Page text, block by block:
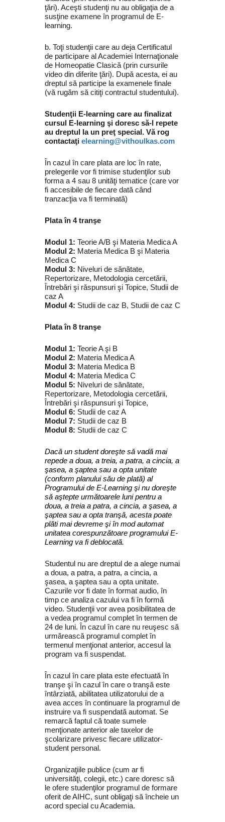
ţări). Aceşti studenţi nu au obligaţia de a
susţine examene în programul de E-
learning.
b. Toţi studenţii care au deja Certificatul
de participare al Academiei Internaţionale
de Homeopatie Clasică (prin cursurile
video din diferite ţări). După acesta, ei au
dreptul să participe la examenele finale
(vă rugăm să citiţi contractul studentului).
Studenţii E-learning care au finalizat
cursul E-learning şi doresc să-l repete
au dreptul la un preţ special. Vă rog
contactaţi elearning@vithoulkas.com
În cazul în care plata are loc în rate,
prelegerile vor fi trimise studenţilor sub
forma a 4 sau 8 unităţi tematice (care vor
fi accesibile de fiecare dată când
tranzacţia va fi terminată)
Plata în 4 tranşe
Modul 1: Teorie A/B şi Materia Medica A
Modul 2: Materia Medica B şi Materia
Medica C
Modul 3: Niveluri de sănătate,
Repertorizare, Metodologia cercetării,
Întrebări şi răspunsuri şi Topice, Studii de
caz A
Modul 4: Studii de caz B, Studii de caz C
Plata în 8 tranşe
Modul 1: Teorie A şi B
Modul 2: Materia Medica A
Modul 3: Materia Medica B
Modul 4: Materia Medica C
Modul 5: Niveluri de sănătate,
Repertorizare, Metodologia cercetării,
Întrebări şi răspunsuri şi Topice,
Modul 6: Studii de caz A
Modul 7: Studii de caz B
Modul 8: Studii de caz C
Dacă un student doreşte să vadă mai
repede a doua, a treia, a patra, a cincia, a
şasea, a şaptea sau a opta unitate
(conform planului său de plată) al
Programului de E-Learning şi nu doreşte
să aştepte următoarele luni pentru a
doua, a treia a patra, a cincia, a şasea, a
şaptea sau a opta tranşă, acesta poate
plăti mai devreme şi în mod automat
unitatea corespunzătoare programului E-
Learning va fi deblocată.
Studentul nu are dreptul de a alege numai
a doua, a patra, a patra, a cincia, a
şasea, a şaptea sau a opta unitate.
Cazurile vor fi date în format audio, în
timp ce analiza cazului va fi în formă
video. Studenţii vor avea posibilitatea de
a vedea programul complet în termen de
24 de luni. În cazul în care nu reuşesc să
urmărească programul complet în
termenul menţionat anterior, accesul la
program va fi suspendat.
În cazul în care plata este efectuată în
tranşe şi în cazul în care o tranşă este
întârziată, abilitatea utilizatorului de a
avea acces în continuare la programul de
instruire va fi suspendată automat. Se
remarcă faptul că toate sumele
menţionate anterior ale taxelor de
şcolarizare privesc fiecare utilizator-
student personal.
Organizaţiile publice (cum ar fi
universităţi, colegii, etc.) care doresc să
le ofere studenţilor programul de formare
oferit de AIHC, sunt obligaţi să încheie un
acord special cu Academia.